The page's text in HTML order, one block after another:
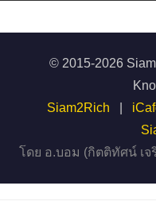
© 2015-2026
Siam2Rich
โดย อ.บอม (กิตติทัศน์ เ